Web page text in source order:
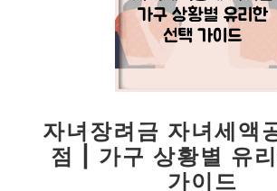
자녀장려금 자녀세액
점 | 가구 상황별 유
가이드